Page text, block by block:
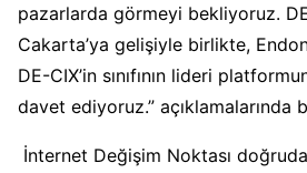
pazarlarda görmeyi bekliyoruz.
Cakarta’ya gelişiyle birlikte,
DE-CIX’in sınıfının lideri
davet ediyoruz.” açıklamalarında
İnternet Değişim Noktası